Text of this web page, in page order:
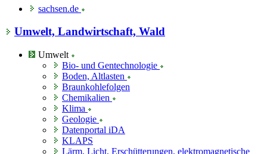
sachsen.de
Umwelt, Landwirtschaft, Wald
Umwelt
Bio- und Gentechnologie
Boden, Altlasten
Braunkohlefolgen
Chemikalien
Klima
Geologie
Datenportal iDA
KLAPS
Lärm, Licht, Erschütterungen, elektromagnetische